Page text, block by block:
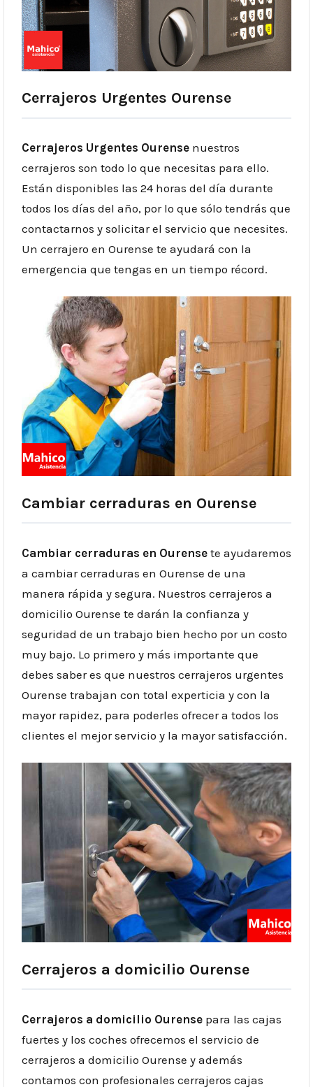
Cerrajeros Urgentes Ourense
Cerrajeros Urgentes Ourense nuestros
cerrajeros son todo lo que necesitas para ello.
Están disponibles las 24 horas del día durante
todos los días del año, por lo que sólo tendrás que
contactarnos y solicitar el servicio que necesites.
Un cerrajero en Ourense te ayudará con la
emergencia que tengas en un tiempo récord.
Cambiar cerraduras en Ourense
Cambiar cerraduras en Ourense te ayudaremos
a cambiar cerraduras en Ourense de una
manera rápida y segura. Nuestros cerrajeros a
domicilio Ourense te darán la confianza y
seguridad de un trabajo bien hecho por un costo
muy bajo. Lo primero y más importante que
debes saber es que nuestros cerrajeros urgentes
Ourense trabajan con total experticia y con la
mayor rapidez, para poderles ofrecer a todos los
clientes el mejor servicio y la mayor satisfacción.
Cerrajeros a domicilio Ourense
Cerrajeros a domicilio Ourense para las cajas
fuertes y los coches ofrecemos el servicio de
cerrajeros a domicilio Ourense y además
contamos con profesionales cerrajeros cajas